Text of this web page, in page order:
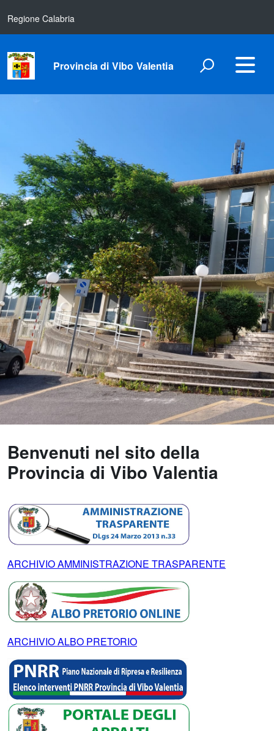
Regione Calabria
Provincia di Vibo Valentia
Benvenuti nel sito della
Provincia di Vibo Valentia
ARCHIVIO AMMINISTRAZIONE TRASPARENTE
ARCHIVIO ALBO PRETORIO